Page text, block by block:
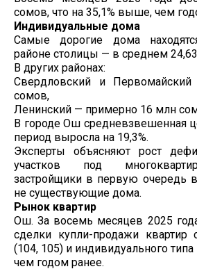
сомов, что на 35,1% выше, чем
Индивидуальные дома
Самые дорогие дома
районе столицы — в среднем
В других районах:
Свердловский и
сомов,
Ленинский — примерно 16 млн
В городе Ош средневзвешенная
период выросла на 19,3%.
Эксперты объясняют рост
участков под
застройщики в первую очередь
не существующие дома.
Рынок квартир
Ош. За восемь месяцев 2025
сделки купли-продажи квартир
(104, 105) и индивидуального
чем годом ранее.